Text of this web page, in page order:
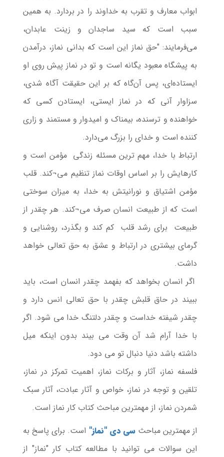
ابواب معارف و تقرب به خداوند را در بردارد. به همین
سبب است كه سید ساجدان و زینت عابدان،
می‌فرمایند: "حق نماز این است كه بدانى نماز، درآمدن
به پیشگاه معبود یگانه است و تو در نماز پیش روى او
ایستاده‌اى، پس آن‌گاه كه بر این حقیقت آگاه شدی،
سزاوار آنى كه در نماز ایستى، ایستادن كسى كه
خواهنده و ترسنده، بیمناك و امیدوار و مستمند و زارى
كننده است و خداى را بزرگ مى‌دارد.
ارتباط با خدا، مهم ترین مسئله زندگی مؤمن است و
کارهایش را بر اساس اوقات نماز تنظیم می¬کند. قلب
مؤمن اشتیاق و نورانیتش به خدا، به میزان سوختی
است که از طبیعت انسان صرف می¬کند. هر چقدر از
طبیعت برای رشد قلب کم کند و بگذرد، روشنایی و
گرمای بیشتری در ارتباط و عشق به حق تعالی خواهد
داشت.
اگر انسان بخواهد که بفهمد چقدر انسان است، باید
ببیند در حاق قلبش چقدر با حق تعالی انس دارد و
چقدر شیفته خداست و چقدر دلتنگ خدا می شود. اگر
با خدا آرام شد آن وقت می بیند بدون اینکه میل
داشته باشد دنیا دنبال تو می دود.
فلسفه نماز، آثار و برکات نماز، اهمیت تمرکز در نماز،
تلقین و توجه در نماز، خواص و آثار عبادت، آثار سبک
شمردن نماز، از مهمترین مباحث کتاب کار نماز است.
از مهمترین مباحثسی دی "نماز" است. برای پاسخ به
این سوالات می توانید با مطالعه کتاب کار "نماز" از